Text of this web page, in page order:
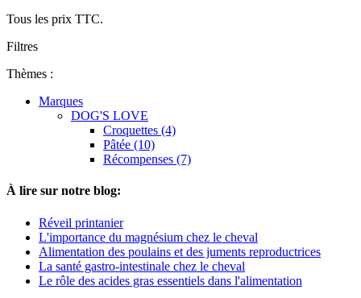
Tous les prix TTC.
Filtres
Thèmes :
Marques
DOG'S LOVE
Croquettes (4)
Pâtée (10)
Récompenses (7)
À lire sur notre blog:
Réveil printanier
L'importance du magnésium chez le cheval
Alimentation des poulains et des juments reproductrices
La santé gastro-intestinale chez le cheval
Le rôle des acides gras essentiels dans l'alimentation